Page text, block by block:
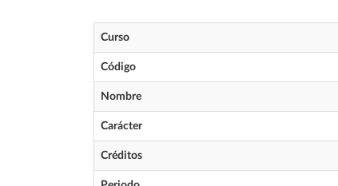
Curso
Código
Nombre
Carácter
Créditos